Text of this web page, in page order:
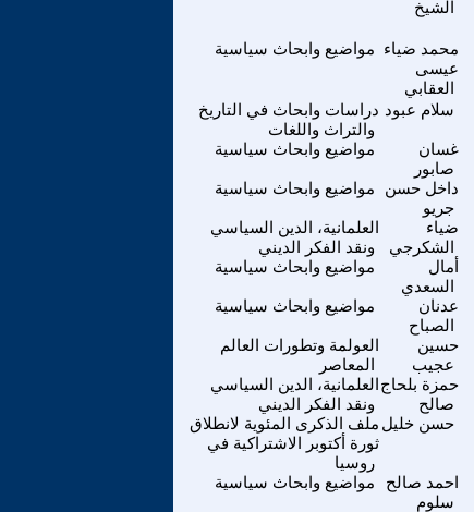
الشيخ
مواضيع وابحاث سياسية محمد ضياء
عيسى
العقابي
دراسات وابحاث في التاريخ
والتراث واللغات
سلام عبود
مواضيع وابحاث سياسية
غسان
صابور
مواضيع وابحاث سياسية
داخل حسن
جريو
العلمانية، الدين السياسي
ونقد الفكر الديني
ضياء
الشكرجي
مواضيع وابحاث سياسية
أمال
السعدي
مواضيع وابحاث سياسية
عدنان
الصباح
العولمة وتطورات العالم
المعاصر
حسين
عجيب
العلمانية، الدين السياسي
ونقد الفكر الديني
حمزة بلحاج
صالح
ملف الذكرى المئوية لانطلاق
ثورة أكتوبر الاشتراكية في
روسيا
حسن خليل
مواضيع وابحاث سياسية
احمد صالح
سلوم